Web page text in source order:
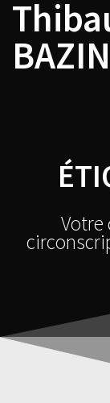
Skip
content
BAZIN
Votre